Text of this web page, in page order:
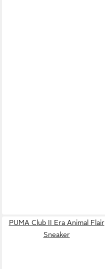
PUMA Club II Era Animal Flair
Sneaker